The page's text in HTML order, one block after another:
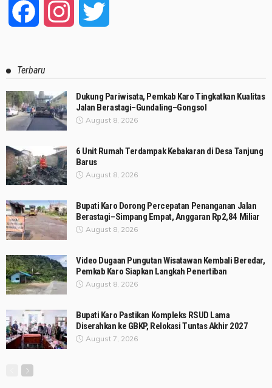
Facebook Instagram
Terbaru
Dukung Pariwisata, Pemkab Karo Tingkatkan Kualitas
Jalan Berastagi–Gundaling–Gongsol
August 8, 2026
6 Unit Rumah Terdampak Kebakaran di Desa Tanjung
Barus
August 8, 2026
Bupati Karo Dorong Percepatan Penanganan Jalan
Berastagi–Simpang Empat, Anggaran Rp2,84 Miliar
August 8, 2026
Video Dugaan Pungutan Wisatawan Kembali Beredar,
Pemkab Karo Siapkan Langkah Penertiban
August 8, 2026
Bupati Karo Pastikan Kompleks RSUD Lama
Diserahkan ke GBKP, Relokasi Tuntas Akhir 2027
August 7, 2026